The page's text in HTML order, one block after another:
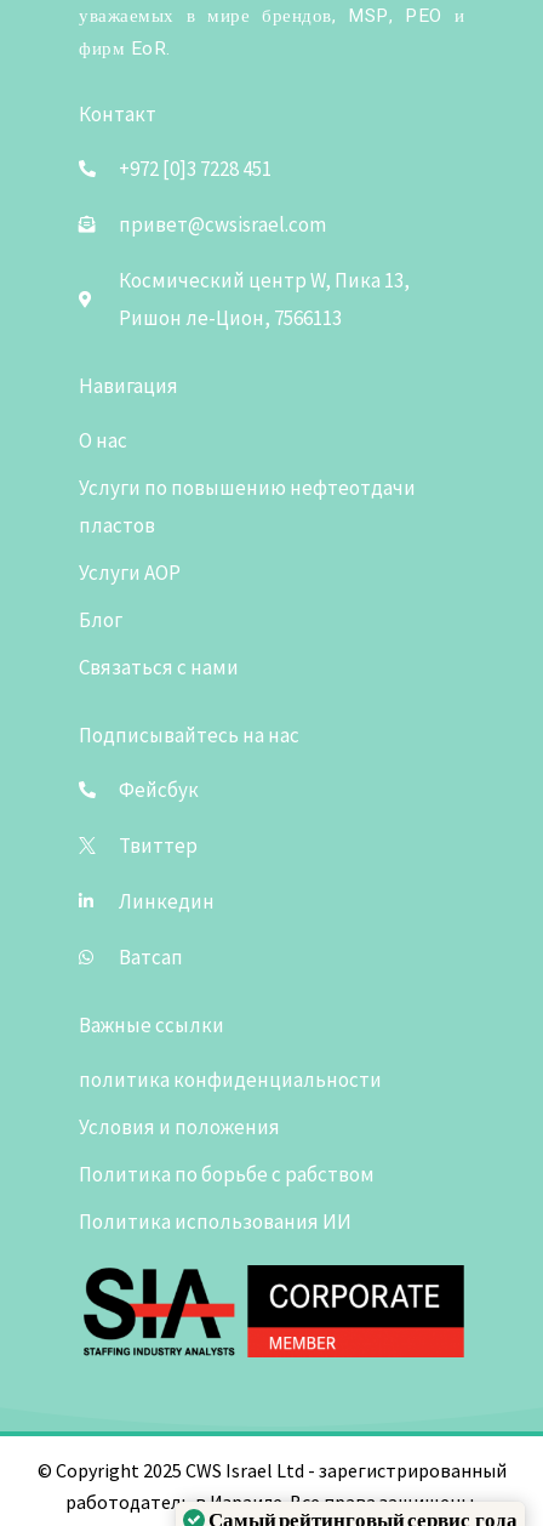
уважаемых в мире брендов, MSP, PEO и
фирм EoR.
Контакт
+972 [0]3 7228 451
привет@cwsisrael.com
Космический центр W, Пика 13,
Ришон ле-Цион, 7566113
Навигация
О нас
Услуги по повышению нефтеотдачи
пластов
Услуги АОР
Блог
Связаться с нами
Подписывайтесь на нас
Фейсбук
Твиттер
Линкедин
Ватсап
Важные ссылки
политика конфиденциальности
Условия и положения
Политика по борьбе с рабством
Политика использования ИИ
© Copyright 2025 CWS Israel Ltd - зарегистрированный
работодатель в Израиле. Все права защищены.
Самый рейтинговый сервис года